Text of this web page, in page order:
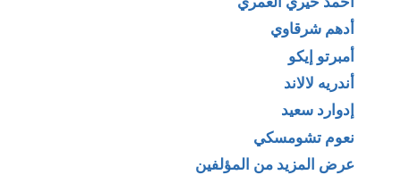
أدهم شرقاوي
أمبرتو إيكو
أندريه لالاند
إدوارد سعيد
نعوم تشومسكي
عرض المزيد من المؤلفين